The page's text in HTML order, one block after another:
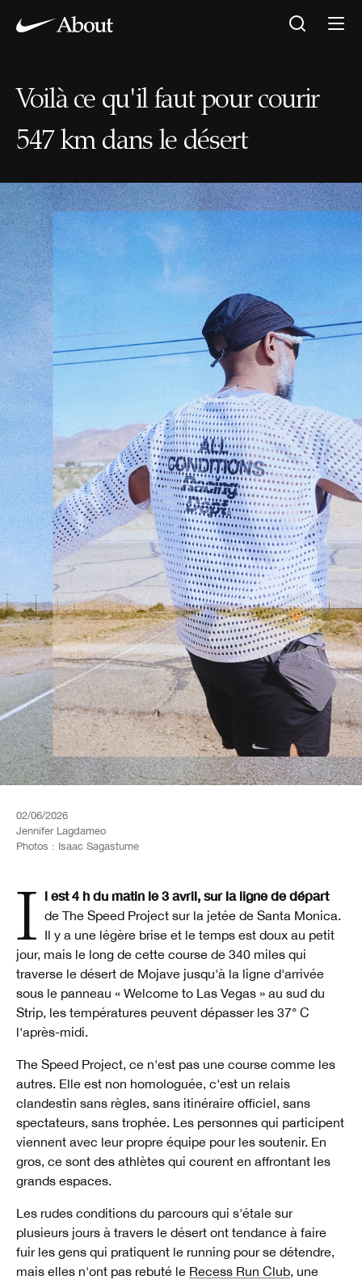
Voilà ce qu'il faut pour courir
547 km dans le désert
02/06/2026
Jennifer Lagdameo
Photos : Isaac Sagastume
Il est 4 h du matin le 3 avril, sur la ligne de départ
de The Speed Project sur la jetée de Santa Monica.
Il y a une légère brise et le temps est doux au petit
jour, mais le long de cette course de 340 miles qui
traverse le désert de Mojave jusqu'à la ligne d'arrivée
sous le panneau « Welcome to Las Vegas » au sud du
Strip, les températures peuvent dépasser les 37° C
l'après-midi.
The Speed Project, ce n'est pas une course comme les
autres. Elle est non homologuée, c'est un relais
clandestin sans règles, sans itinéraire officiel, sans
spectateurs, sans trophée. Les personnes qui participent
viennent avec leur propre équipe pour les soutenir. En
gros, ce sont des athlètes qui courent en affrontant les
grands espaces.
Les rudes conditions du parcours qui s'étale sur
plusieurs jours à travers le désert ont tendance à faire
fuir les gens qui pratiquent le running pour se détendre,
mais elles n'ont pas rebuté le Recess Run Club, une